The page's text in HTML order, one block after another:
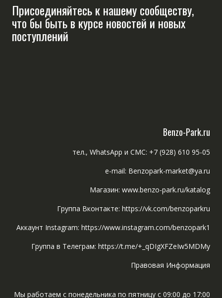
Присоединяйтесь к нашему сообществу,
что бы быть в курсе новостей и новых
поступлений
Benzo-Park.ru
тел., WhatsApp и СМС: +7 (928) 610 95-05
e-mail: Benzopark-market@ya.ru
Магазин: www.benzo-park.ru/katalog
Группа Вконтакте: https://vk.com/benzoparkru
Аккаунт Instagram: https://www.instagram.com/benzopark1
Группа в Телеграм: https://t.me/+_qDIgXFZeIw5MDMy
Правовая Информация
Мы работаем с понедельника по пятницу с 09:00 до 17:00